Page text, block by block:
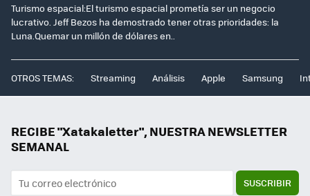
Turismo espacial:El turismo espacial prometía ser un negocio
lucrativo. Jeff Bezos ha demostrado tener otras prioridades: la
Luna.Quemar un millón de dólares en..
OTROS TEMAS: Streaming Análisis Apple Samsung
RECIBE "Xatakaletter", NUESTRA NEWSLETTER
SEMANAL
SUSCRIBIR